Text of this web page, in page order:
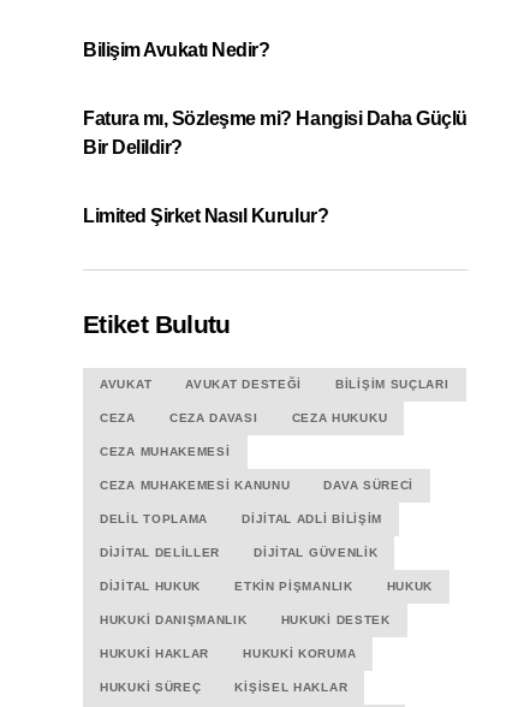
Bilişim Avukatı Nedir?
Fatura mı, Sözleşme mi? Hangisi Daha Güçlü
Bir Delildir?
Limited Şirket Nasıl Kurulur?
Etiket Bulutu
AVUKAT AVUKAT DESTEĞI BILIŞIM SUÇLARI
CEZA CEZA DAVASI CEZA HUKUKU
CEZA MUHAKEMESI
CEZA MUHAKEMESI KANUNU DAVA SÜRECI
DELIL TOPLAMA DIJITAL ADLI BILIŞIM
DIJITAL DELILLER DIJITAL GÜVENLIK
DIJITAL HUKUK ETKIN PIŞMANLIK HUKUK
HUKUKI DANIŞMANLIK HUKUKI DESTEK
HUKUKI HAKLAR HUKUKI KORUMA
HUKUKI SÜREÇ KIŞISEL HAKLAR